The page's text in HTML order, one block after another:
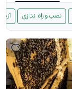
نصب و راه اندازی